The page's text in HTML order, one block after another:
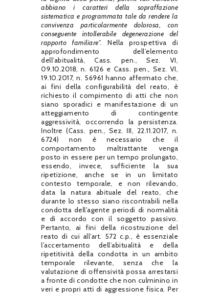
abbiano i caratteri della sopraffazione
sistematica e programmata tale da rendere la
convivenza particolarmente dolorosa, con
conseguente intollerabile degenerazione del
rapporto familiare”. Nella prospettiva di
approfondimento dell’elemento
dell’abitualità, Cass. pen., Sez. VI,
09.10.2018, n. 6126 e Cass. pen., Sez. VI,
19.10.2017, n. 56961 hanno affermato che,
ai fini della configurabilità del reato, è
richiesto il compimento di atti che non
siano sporadici e manifestazione di un
atteggiamento di contingente
aggressività, occorrendo la persistenza.
Inoltre (Cass. pen., Sez. III, 22.11.2017, n.
6724) non è necessario che il
comportamento maltrattante venga
posto in essere per un tempo prolungato,
essendo, invece, sufficiente la sua
ripetizione, anche se in un limitato
contesto temporale, e non rilevando,
data la natura abituale del reato, che
durante lo stesso siano riscontrabili nella
condotta dell’agente periodi di normalità
e di accordo con il soggetto passivo.
Pertanto, ai fini della ricostruzione del
reato di cui all’art. 572 c.p., è essenziale
l’accertamento dell’abitualità e della
ripetitività della condotta in un ambito
temporale rilevante, senza che la
valutazione di offensività possa arrestarsi
a fronte di condotte che non culminino in
veri e propri atti di aggressione fisica. Per